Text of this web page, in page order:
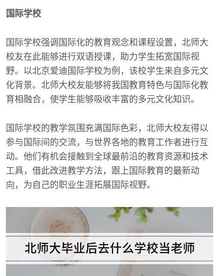
国际学校
国际学校强调国际化的教育观念和课程设置，北师大
校友在此能够进行双语授课，助力学生拓宽国际视
野。以北京爱迪国际学校为例，该校学生来自多元文
化背景。北师大校友能够将我国教育特色与国际化教
育相融合，使学生能够吸收丰富的多元文化知识。
国际学校的教学氛围充满国际色彩，北师大校友得以
参与国际间的交流，与世界各地的教育工作者进行互
动。他们有机会接触到全球最前沿的教育资源和技术
工具，借此改进教学方法，跟上国际教育的最新动
向，为自己的职业生涯拓展国际视野。